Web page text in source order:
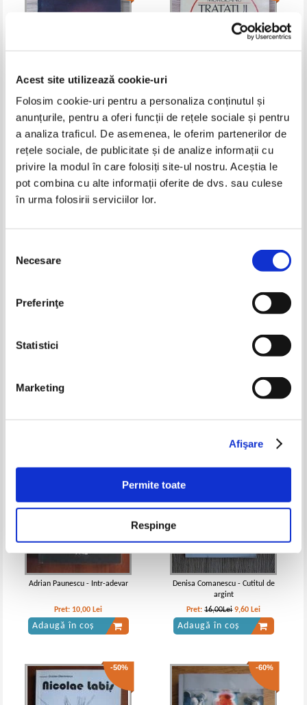
Acest site utilizează cookie-uri
Folosim cookie-uri pentru a personaliza conținutul și
anunțurile, pentru a oferi funcții de rețele sociale și pentru
a analiza traficul. De asemenea, le oferim partenerilor de
rețele sociale, de publicitate și de analize informații cu
privire la modul în care folosiți site-ul nostru. Aceștia le
pot combina cu alte informații oferite de dvs. sau culese
în urma folosirii serviciilor lor.
consimțământului
Necesare
Preferinţe
Statistici
Marketing
Afişare
Permite toate
Respinge
Paul Sava - Lacrimi uscate
Pret:17,00Lei 6,80 Lei
Adaugă în coș
Ion Murgeanu - Tratatul despre
spini si alte poeme
Pret:19,00Lei 7,60 Lei
Adaugă în coș
Adaugă în coș
George Bacovia - Poezii alese
Lei
Adrian Paunescu - Intr-adevar
Pret: 10,00 Lei
Adaugă în coș
Denisa Comanescu - Cutitul de
argint
Pret:16,00Lei 9,60 Lei
Adaugă în coș
-50% -60%